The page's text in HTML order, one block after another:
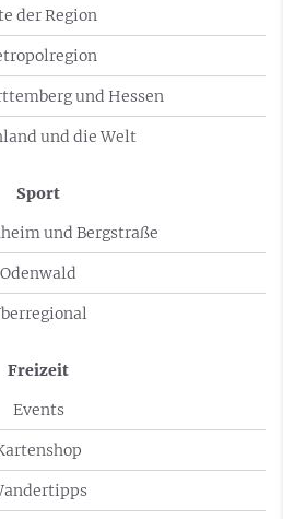
der Region
und Hessen
und die Welt
Sport
und Bergstraße
Odenwald
Freizeit
Events